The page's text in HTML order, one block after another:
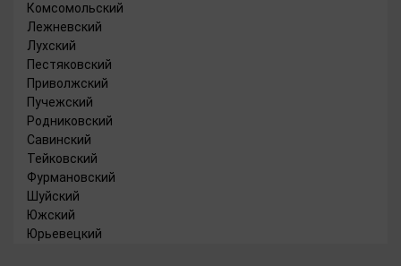
Комсомольский
Лежневский
Лухский
Пестяковский
Приволжский
Пучежский
Родниковский
Савинский
Тейковский
Фурмановский
Шуйский
Южский
Юрьевецкий